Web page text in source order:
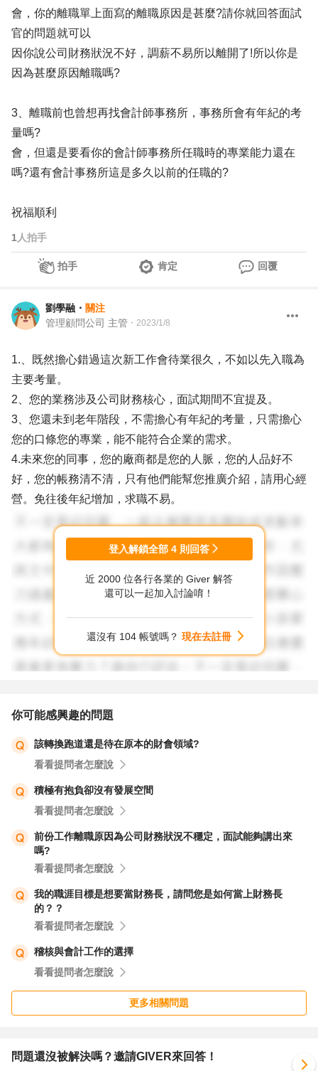
會，你的離職單上面寫的離職原因是甚麼?請你就回答面試
官的問題就可以
因你說公司財務狀況不好，調薪不易所以離開了!所以你是
因為甚麼原因離職嗎?
3、離職前也曾想再找會計師事務所，事務所會有年紀的考
量嗎?
會，但還是要看你的會計師事務所任職時的專業能力還在
嗎?還有會計事務所這是多久以前的任職的?
祝福順利
1 人拍手
拍手 肯定 回覆
劉學融 ・ 關注
管理顧問公司 主管 ・ 2023/1/8
1.、既然擔心錯過這次新工作會待業很久，不如以先入職為
主要考量。
2、您的業務涉及公司財務核心，面試期間不宜提及。
3、您還未到老年階段，不需擔心有年紀的考量，只需擔心
您的口條您的專業，能不能符合企業的需求。
4.未來您的同事，您的廠商都是您的人脈，您的人品好不
好，您的帳務清不清，只有他們能幫您推廣介紹，請用心經
營。免往後年紀增加，求職不易。
登入解鎖全部 4 則回答
近 2000 位各行各業的 Giver 解答
還可以一起加入討論唷！
還沒有 104 帳號嗎？ 現在去註冊
你可能感興趣的問題
該轉換跑道還是待在原本的財會領域?
看看提問者怎麼說
積極有抱負卻沒有發展空間
看看提問者怎麼說
前份工作離職原因為公司財務狀況不穩定，面試能夠講出來
嗎?
看看提問者怎麼說
我的職涯目標是想要當財務長，請問您是如何當上財務長
的？？
看看提問者怎麼說
稽核與會計工作的選擇
看看提問者怎麼說
更多相關問題
問題還沒被解決嗎？邀請GIVER來回答！